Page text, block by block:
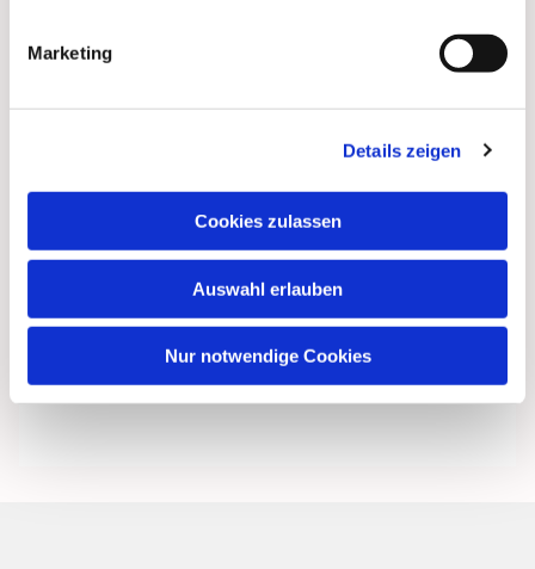
Marketing
Details zeigen
Cookies zulassen
Auswahl erlauben
Nur notwendige Cookies